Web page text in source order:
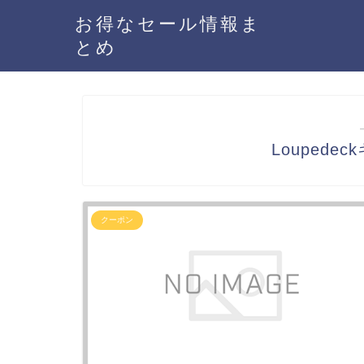
お得なセール情報ま
とめ
Loupedeck
クーポン